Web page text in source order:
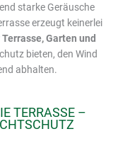
starke Geräusche
erzeugt keinerlei
Garten und
bieten, den Wind
abhalten.
TERRASSE –